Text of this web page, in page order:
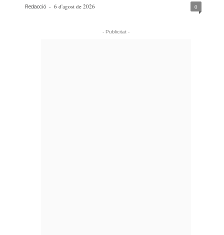
Redacció - 6 d'agost de 2026 0
- Publicitat -